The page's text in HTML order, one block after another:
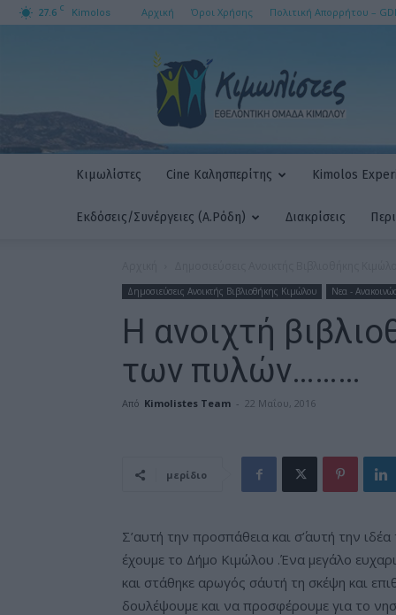
27.6 C Kimolos Αρχική Όροι Χρήσης Πολιτική Απορρήτου –
AMKE
Κιμωλίστες Cine Καλησπερίτης Kimolos
Εκδόσεις/Συνέργειες (Α.Ρόδη) Διακρίσεις
Δημοσιεύσεις Ανοικτής Βιβλιοθήκης Κιμώλου Νεα -
Η ανοιχτή
των πυλών………
Από Kimolistes Team - 22 Μαΐου, 2016
μερίδιο
Σ’αυτή την προσπάθεια και σ΄’αυτή την
έχουμε το Δήμο Κιμώλου .Ένα μεγάλο
και στάθηκε αρωγός σ΄αυτή τη σκέψη και
δουλέψουμε και να προσφέρουμε για το